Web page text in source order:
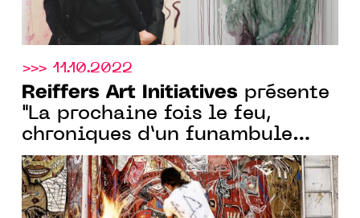
>>> 11.10.2022
Reiffers Art Initiatives présente
"La prochaine fois le feu,
chroniques d’un funambule
métis" d'Alexandre Diop, sous le
mentorat de Kehinde Wiley, du
19.10 au 19.11.22